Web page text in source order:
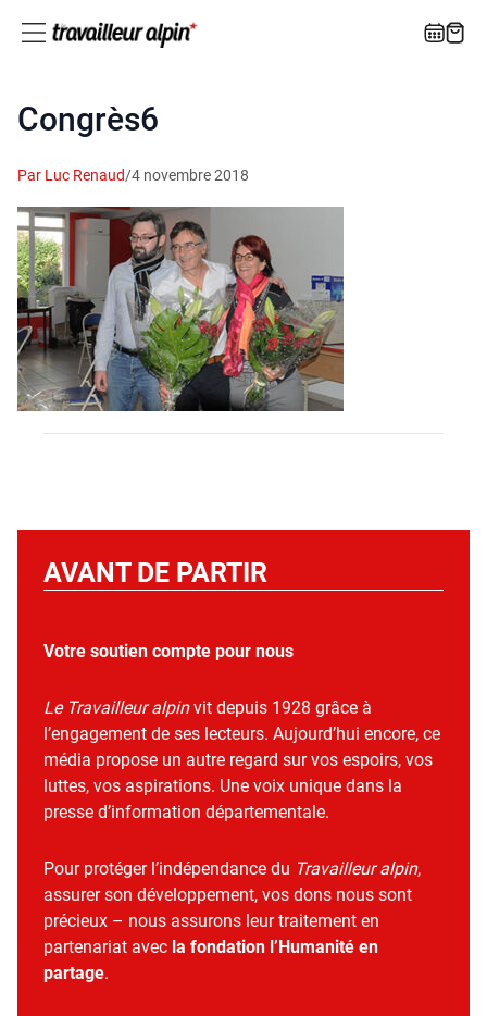
Congrès6
Par Luc Renaud/4 novembre 2018
AVANT DE PARTIR
Votre soutien compte pour nous
Le Travailleur alpinvit depuis 1928 grâce à
l’engagement de ses lecteurs. Aujourd’hui encore, ce
média propose un autre regard sur vos espoirs, vos
luttes, vos aspirations. Une voix unique dans la
presse d’information départementale.
Pour protéger l’indépendance du Travailleur alpin,
assurer son développement, vos dons nous sont
précieux – nous assurons leur traitement en
partenariat avec la fondation l’Humanité en
partage.